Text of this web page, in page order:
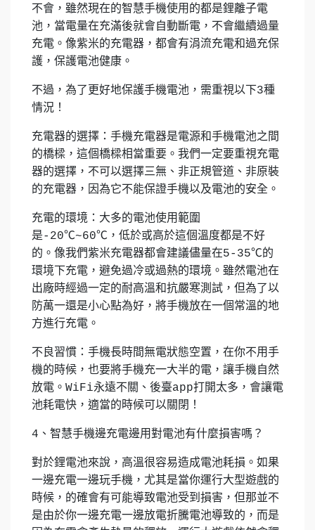
不會，雖然現在的智慧手機使用的都是鋰離子電
池，當電量在充滿後就會自動斷電，不會繼續過量
充電。像紫米的充電器，都會有涓流充電和過充保
護，保護電池健康。
不過，為了更好地保護手機電池，需重視以下3種
情況！
充電器的選擇：手機充電器是電源和手機電池之間
的橋樑，這個橋樑相當重要。我們一定要重視充電
器的選擇，不可以選擇三無、非正規管道、非原裝
的充電器，因為它不能保證手機以及電池的安全。
充電的環境：大多的電池使用範圍
是-20℃~60℃，低於或高於這個溫度都是不好
的。像我們紫米充電器都會建議儘量在5-35℃的
環境下充電，避免過冷或過熱的環境。雖然電池在
出廠時經過一定的耐高溫和抗嚴寒測試，但為了以
防萬一還是小心點為好，將手機放在一個常溫的地
方進行充電。
不良習慣：手機長時間無電狀態空置，在你不用手
機的時候，也要將手機充一大半的電，讓手機自然
放電。WiFi永遠不關、後臺app打開太多，會讓電
池耗電快，適當的時候可以關閉！
4、智慧手機邊充電邊用對電池有什麼損害嗎？
對於鋰電池來說，高溫很容易造成電池耗損。如果
一邊充電一邊玩手機，尤其是當你運行大型遊戲的
時候，的確會有可能導致電池受到損害，但那並不
是由於你一邊充電一邊放電折騰電池導致的，而是